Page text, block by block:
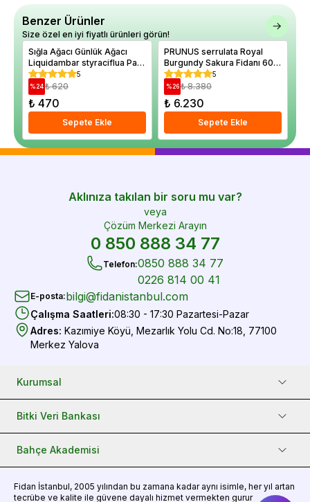
Benzer Ürünler
Size özel en iyi fiyatlı ürünleri görün!
Sığla Ağacı Günlük Ağacı
Liquidambar styraciflua Palo
Alto 20 40 cm Saksıda
5
%24 ₺ 620
₺ 470
Sepete Ekle
PRUNUS serrulata Royal
Burgundy Sakura Fidanı 60
100 cm
5
%26 ₺ 8.380
₺ 6.230
Sepete Ekle
Aklınıza takılan bir soru mu var?
veya
Çözüm Merkezi Arayın
0 850 888 34 77
Telefon:0850 888 34 77
0226 814 00 41
E-posta:bilgi@fidanistanbul.com
Çalışma Saatleri:08:30 - 17:30 Pazartesi-Pazar
Adres: Kazımiye Köyü, Mezarlık Yolu Cd. No:18, 77100
Merkez Yalova
Kurumsal
Bitki Veri Bankası
Bahçe Akademisi
Fidan İstanbul, 2005 yılından bu zamana kadar aynı isimle, her yıl artan
tecrübe ve kalite ile güvene dayalı hizmet vermekten gurur